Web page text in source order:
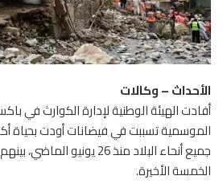
الأحداث – وكالات
أفادت الهيئة الوطنية لإدارة الكوارث في
الخمسة الأخيرة.